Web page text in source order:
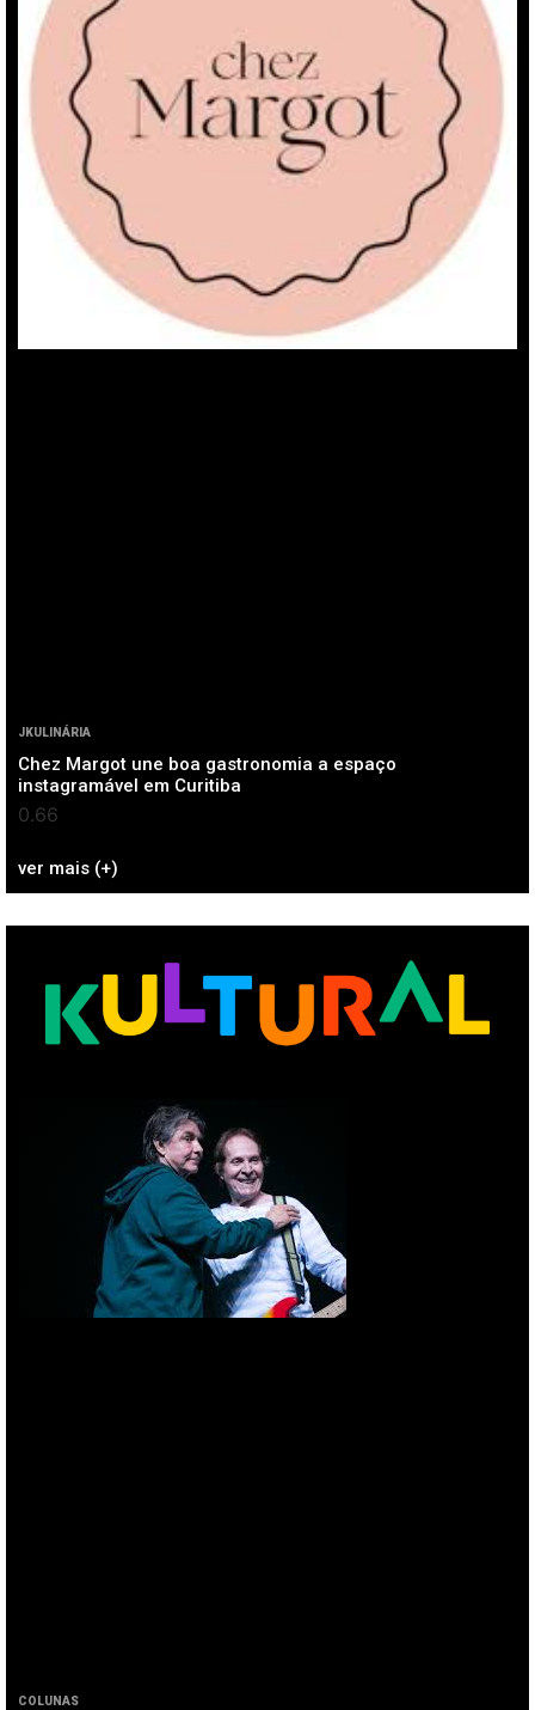
JKULINÁRIA
Chez Margot une boa gastronomia a espaço
instagramável em Curitiba
ver mais (+)
COLUNAS